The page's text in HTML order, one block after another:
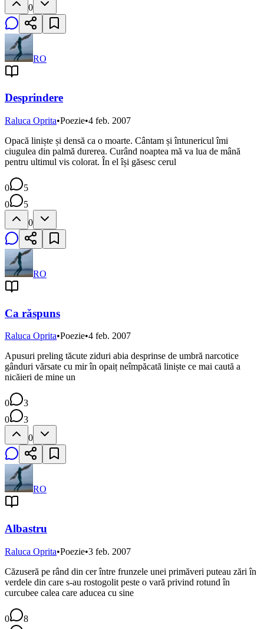
0
RO
Desprindere
Raluca Oprita•Poezie•4 feb. 2007
Opacă liniște și densă ca o moarte. Cântam și întunericul îmi
ciugulea din palmă durerea. Curând noaptea mă va lua de mână
pentru ultimul vis colorat. În el își găsesc cerul
0
5
0
5
0
RO
Ca răspuns
Raluca Oprita•Poezie•4 feb. 2007
Apusuri preling tăcute ziduri abia desprinse de umbră narcotice
gânduri vărsate cu mir în opaiț neîmpăcată liniște ce mai caută a
nicăieri de mine un
0
3
0
3
0
RO
Albastru
Raluca Oprita•Poezie•3 feb. 2007
Căzuseră pe rând din cer între frunzele unei primăveri puteau zări în
verdele din care s-au rostogolit peste o vară privind rotund în
curcubee calea care aducea cu sine
0
8